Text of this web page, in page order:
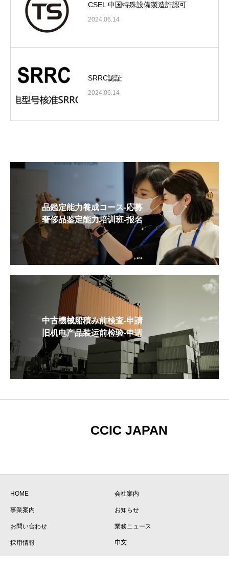
CSEL 中国特殊設備製造許認可
2024.06.14
SRRC認証
2024.06.14
品鑑定能力養成コース-応募
奢侈品鉴定能力培训班-报名
中古機械船積み前検査-申請
旧机电产品装运前检验-申请
CCIC JAPAN
HOME 会社案内
事業案内 お知らせ
お問い合わせ 業務ニュース
採用情報 中文